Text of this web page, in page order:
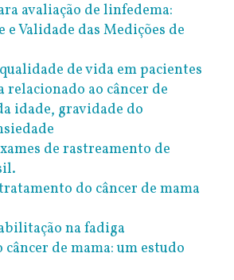
avaliação de linfedema:
Validade das Medições de
de vida em pacientes
relacionado ao câncer de
idade, gravidade do
de rastreamento de
do câncer de mama
na fadiga
de mama: um estudo